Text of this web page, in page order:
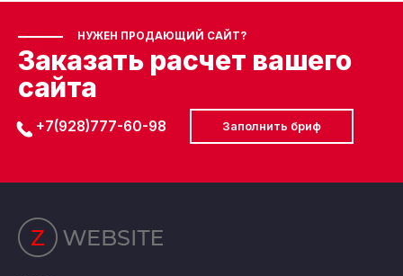
НУЖЕН ПРОДАЮЩИЙ САЙТ?
Заказать расчет вашего
сайта
+7(928)777-60-98 Заполнить бриф